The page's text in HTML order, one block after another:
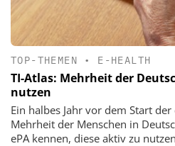
TOP-THEMEN • E-HEALTH
TI-Atlas: Mehrheit der
nutzen
Ein halbes Jahr vor dem Start
Mehrheit der Menschen in
ePA kennen, diese aktiv zu